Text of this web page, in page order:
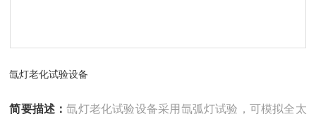
氙灯老化试验设备
简要描述：氙灯老化试验设备采用氙弧灯试验，可模拟全太